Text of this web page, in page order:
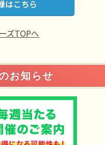
はこちら
ズTOPへ
お知らせ